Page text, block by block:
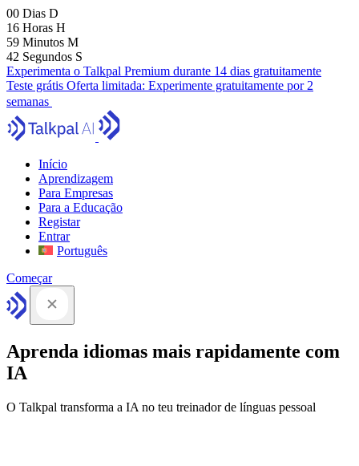
00 Dias D
16 Horas H
59 Minutos M
41 Segundos S
Experimenta o Talkpal Premium durante 14 dias gratuitamente
Teste grátis Oferta limitada: Experimente gratuitamente por 2
semanas
Início
Aprendizagem
Para Empresas
Para a Educação
Registar
Entrar
Português
Começar
Aprenda idiomas mais rapidamente com
IA
O Talkpal transforma a IA no teu treinador de línguas pessoal